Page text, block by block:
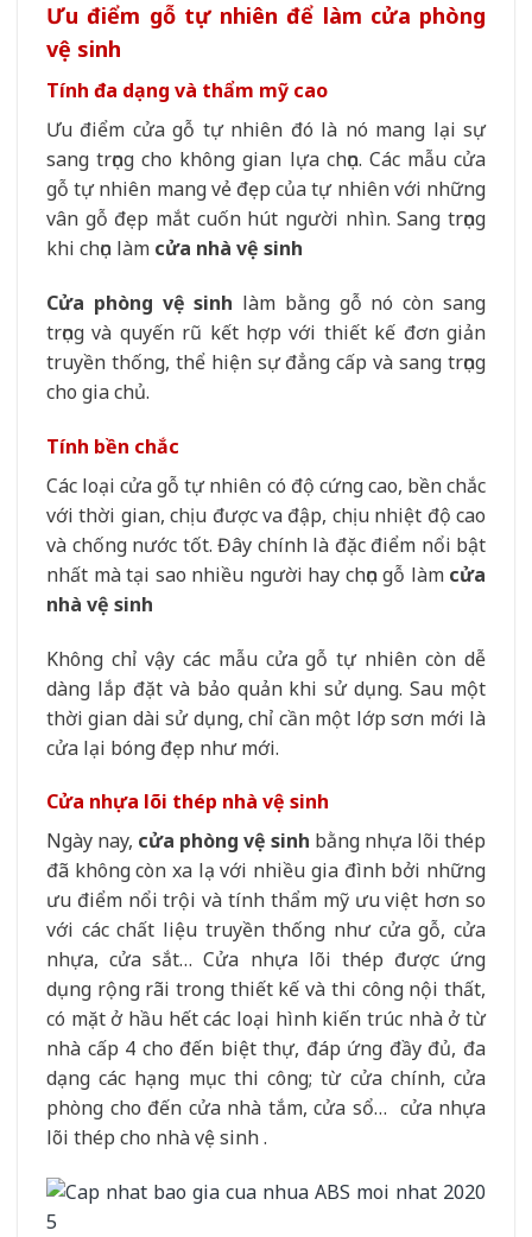
Ưu điểm gỗ tự nhiên để làm cửa phòng
vệ sinh
Tính đa dạng và thẩm mỹ cao
Ưu điểm cửa gỗ tự nhiên đó là nó mang lại sự
sang trọng cho không gian lựa chọn. Các mẫu cửa
gỗ tự nhiên mang vẻ đẹp của tự nhiên với những
vân gỗ đẹp mắt cuốn hút người nhìn. Sang trọng
khi chọn làm cửa nhà vệ sinh
Cửa phòng vệ sinh làm bằng gỗ nó còn sang
trọng và quyến rũ kết hợp với thiết kế đơn giản
truyền thống, thể hiện sự đẳng cấp và sang trọng
cho gia chủ.
Tính bền chắc
Các loại cửa gỗ tự nhiên có độ cứng cao, bền chắc
với thời gian, chịu được va đập, chịu nhiệt độ cao
và chống nước tốt. Đây chính là đặc điểm nổi bật
nhất mà tại sao nhiều người hay chọn gỗ làmcửa
nhà vệ sinh
Không chỉ vậy các mẫu cửa gỗ tự nhiên còn dễ
dàng lắp đặt và bảo quản khi sử dụng. Sau một
thời gian dài sử dụng, chỉ cần một lớp sơn mới là
cửa lại bóng đẹp như mới.
Cửa nhựa lõi thép nhà vệ sinh
Ngày nay, cửa phòng vệ sinh bằng nhựa lõi thép
đã không còn xa lạ với nhiều gia đình bởi những
ưu điểm nổi trội và tính thẩm mỹ ưu việt hơn so
với các chất liệu truyền thống như cửa gỗ, cửa
nhựa, cửa sắt… Cửa nhựa lõi thép được ứng
dụng rộng rãi trong thiết kế và thi công nội thất,
có mặt ở hầu hết các loại hình kiến trúc nhà ở từ
nhà cấp 4 cho đến biệt thự, đáp ứng đầy đủ, đa
dạng các hạng mục thi công; từ cửa chính, cửa
phòng cho đến cửa nhà tắm, cửa sổ… cửa nhựa
lõi thép cho nhà vệ sinh .